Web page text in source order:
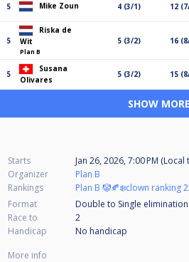
5 Mike Zoun 4 (3/1) 12
5
Riska de
Wit
Plan B
5 (3/2) 16
5
Susana
Olivares
5 (3/2) 15
SHOW MORE
Starts
Jan 26, 2026, 7:00 PM (Local
Organizer
Plan B
Rankings
Plan B 🤡🍂❄️clown ranking
Format
Double to Single
Race to
2
Handicap
No handicap
More info